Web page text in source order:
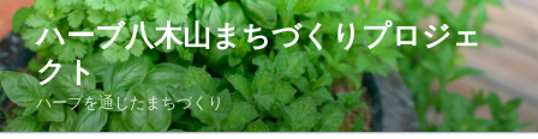
コ
ン
テ
ン
ツ
ハーブ八木山まちづくりプロジェ
クト
ハーブを通じたまちづくり